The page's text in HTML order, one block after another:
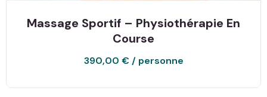
Massage Sportif – Physiothérapie En
Course
390,00 €